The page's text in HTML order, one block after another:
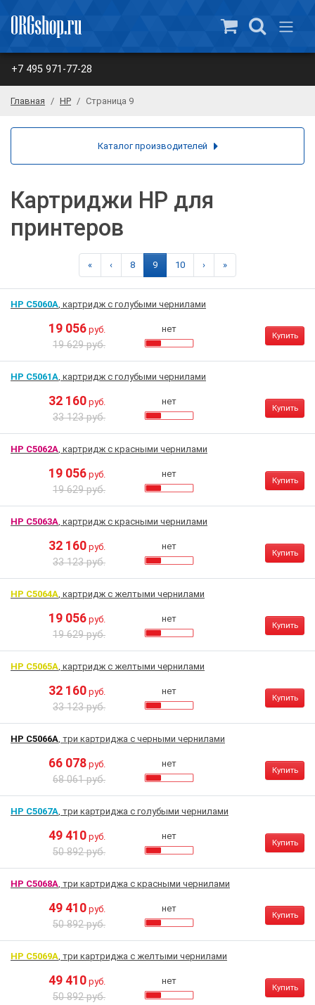
+7 495 971-77-28
Главная HP Страница 9
Картриджи HP для
принтеров
« ‹ 8 9 10 › »
HP C5060A, картридж с голубыми чернилами
19 056 руб.
19 629 руб.
нет
Купить
HP C5061A, картридж с голубыми чернилами
32 160 руб.
33 123 руб.
нет
Купить
HP C5062A, картридж с красными чернилами
19 056 руб.
19 629 руб.
нет
Купить
HP C5063A, картридж с красными чернилами
32 160 руб.
33 123 руб.
нет
Купить
HP C5064A, картридж с желтыми чернилами
19 056 руб.
19 629 руб.
нет
Купить
HP C5065A, картридж с желтыми чернилами
32 160 руб.
33 123 руб.
нет
Купить
HP C5066A, три картриджа с черными чернилами
66 078 руб.
68 061 руб.
нет
Купить
HP C5067A, три картриджа с голубыми чернилами
49 410 руб.
50 892 руб.
нет
Купить
HP C5068A, три картриджа с красными чернилами
49 410 руб.
50 892 руб.
нет
Купить
HP C5069A, три картриджа с желтыми чернилами
49 410 руб.
50 892 руб.
нет
Купить